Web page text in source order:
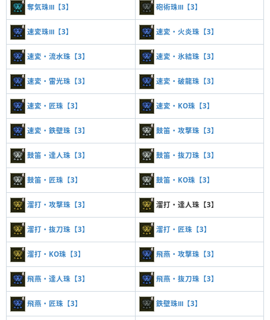
奪気珠Ⅲ【3】 砲術珠Ⅲ【3】
速変珠Ⅲ【3】 速変・火炎珠【3】
速変・流水珠【3】 速変・氷結珠【3】
速変・雷光珠【3】 速変・破龍珠【3】
速変・匠珠【3】 速変・KO珠【3】
速変・鉄壁珠【3】 鼓笛・攻撃珠【3】
鼓笛・達人珠【3】 鼓笛・抜刀珠【3】
鼓笛・匠珠【3】 鼓笛・KO珠【3】
溜打・攻撃珠【3】 溜打・達人珠【3】
溜打・抜刀珠【3】 溜打・匠珠【3】
溜打・KO珠【3】 飛燕・攻撃珠【3】
飛燕・達人珠【3】 飛燕・抜刀珠【3】
飛燕・匠珠【3】 鉄壁珠Ⅲ【3】